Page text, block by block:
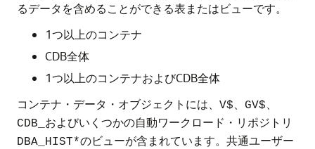
るデータを含めることができる表またはビューです。
1つ以上のコンテナ
CDB全体
1つ以上のコンテナおよびCDB全体
コンテナ・データ・オブジェクトには、 V$ GV$
CDB_ およびいくつかの自動ワークロード・リポジトリ
DBA_HIST*のビューが含まれています。共通ユーザー